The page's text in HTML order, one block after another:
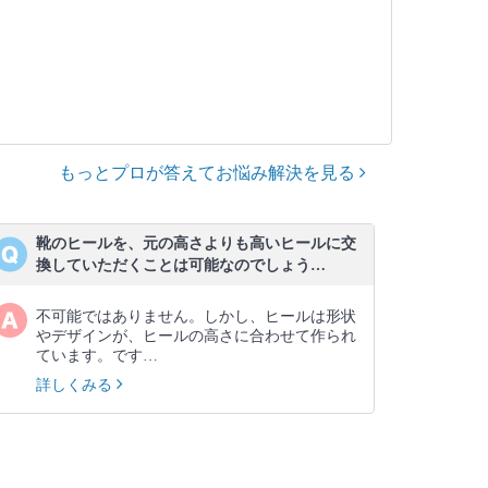
もっとプロが答えてお悩み解決を見る
靴のヒールを、元の高さよりも高いヒールに交
換していただくことは可能なのでしょう…
不可能ではありません。しかし、ヒールは形状
やデザインが、ヒールの高さに合わせて作られ
ています。です…
詳しくみる